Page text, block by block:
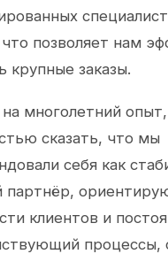
позволяет нам
крупные заказы.
на многолетний
сказать, что мы
себя как
партнёр,
клиентов и
процессы,